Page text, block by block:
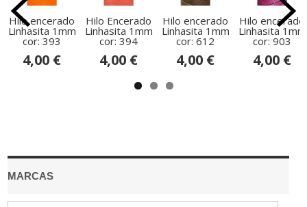
MARCAS
Hilo encerado
Linhasita 1mm
cor: 393
4,00 €
Hilo Encerado
Linhasita 1mm
cor: 394
4,00 €
Hilo encerado
Linhasita 1mm
cor: 612
4,00 €
Hilo encerado
Linhasita 1mm
cor: 903
4,00 €